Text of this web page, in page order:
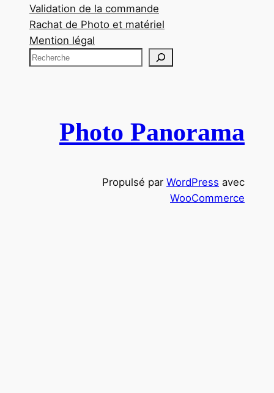
Validation de la commande
Rachat de Photo et matériel
Mention légal
R
Photo Panorama
Propulsé par WordPress avec
WooCommerce